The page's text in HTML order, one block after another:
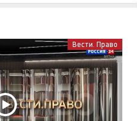
Вести. Право